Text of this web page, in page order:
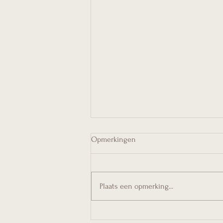
Opmerkingen
Plaats een opmerking...